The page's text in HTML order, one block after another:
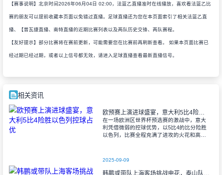
【赛事说明】北京时间2026年06月04日 02:00，法篮乙直播准时在线播放，喜欢看法篮乙比
赛的朋友可以提前收藏本页面以免错过直播。足球直播还为您在本页面索引了相关法篮乙直
播、【普瓦捷直播、南特直播的近期比赛列表以及两队历史交锋、两队赛程。
【友好提示】部分比赛将在赛前更新，可能需要您在比赛前再刷新查看。 如果本页面比赛已
经过期已经过期，或者以上信号都无效，请进入足球直播查看最新直播信号。
相关资讯
欧预赛上演进球盛宴，意大利5比4险胜以色列控球占优
在一场欧洲区世界杯预选赛的激战中，意大
利凭借微弱的控球优势，以5比4的比分险胜
以色列，比赛全程充满了进攻的火花和高效
2025-09-09